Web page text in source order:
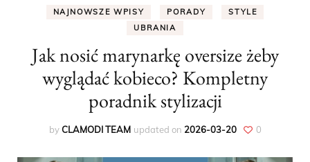
NAJNOWSZE WPISY PORADY
STYLE
UBRANIA
Jak nosić marynarkę oversize żeby
wyglądać kobieco? Kompletny
poradnik stylizacji
byCLAMODI TEAM updated on 2026-03-20 0